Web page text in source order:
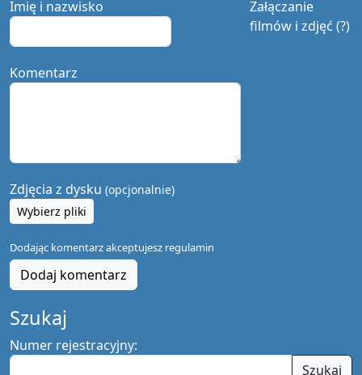
Załączanie
filmów i zdjęć (?)
Imię i nazwisko
Komentarz
Zdjęcia z dysku (opcjonalnie)
Wybierz pliki
Dodając komentarz akceptujesz regulamin
Dodaj komentarz
Szukaj
Numer rejestracyjny:
Szukaj